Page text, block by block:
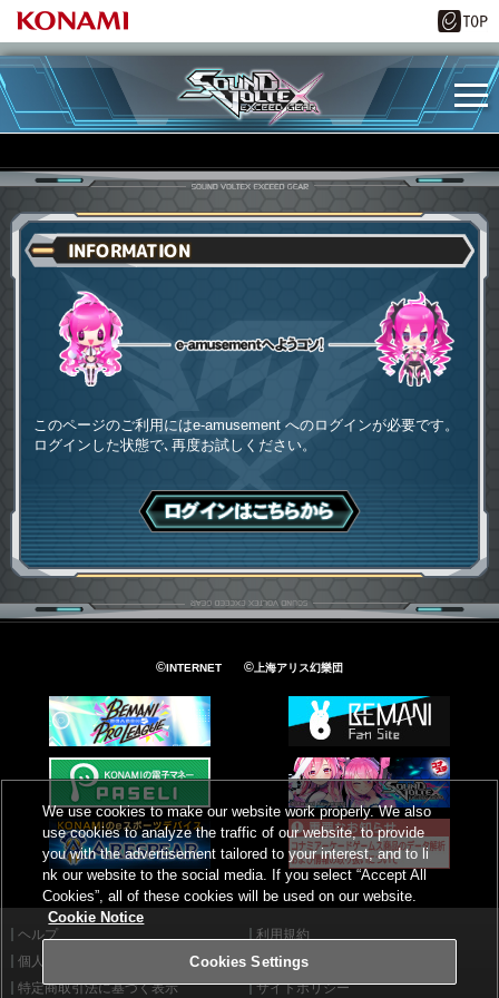
INFORMATION
このページのご利用にはe-amusement へのログインが必要です。
ログインした状態で､再度お試しください。
ログインはこちら
©INTERNET ©上海アリス幻樂団
ヘルプ
利用規約
個人情報等保護方針
外部送信について
特定商取引法に基づく表示
サイトポリシー
We use cookies to make our website work properly. We also
use cookies to analyze the traffic of our website, to provide
you with the advertisement tailored to your interest, and to li
nk our website to the social media. If you select “Accept All
Cookies”, all of these cookies will be used on our website.
Cookie Notice
Cookies Settings